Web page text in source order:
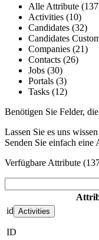
Alle Attribute
Activities (10)
Candidates (32)
Candidates
Companies (21)
Contacts (26)
Jobs (30)
Portals (3)
Tasks (12)
Benötigen Sie Felder,
Lassen Sie es uns
Senden Sie einfach eine
Verfügbare Attribute
id Activities
ID